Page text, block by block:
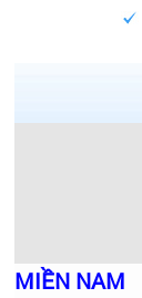
MIỀN NAM